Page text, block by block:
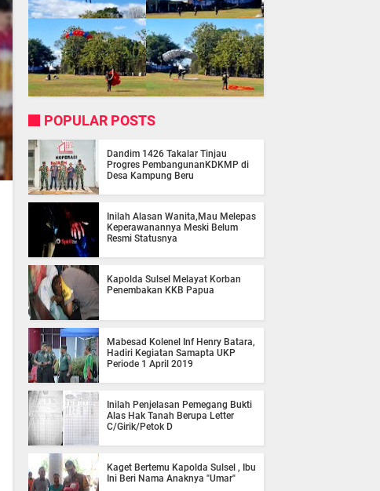
POPULAR POSTS
Dandim 1426 Takalar Tinjau
Progres PembangunanKDKMP di
Desa Kampung Beru
Inilah Alasan Wanita,Mau Melepas
Keperawanannya Meski Belum
Resmi Statusnya
Kapolda Sulsel Melayat Korban
Penembakan KKB Papua
Mabesad Kolenel Inf Henry Batara,
Hadiri Kegiatan Samapta UKP
Periode 1 April 2019
Inilah Penjelasan Pemegang Bukti
Alas Hak Tanah Berupa Letter
C/Girik/Petok D
Kaget Bertemu Kapolda Sulsel , Ibu
Ini Beri Nama Anaknya "Umar"